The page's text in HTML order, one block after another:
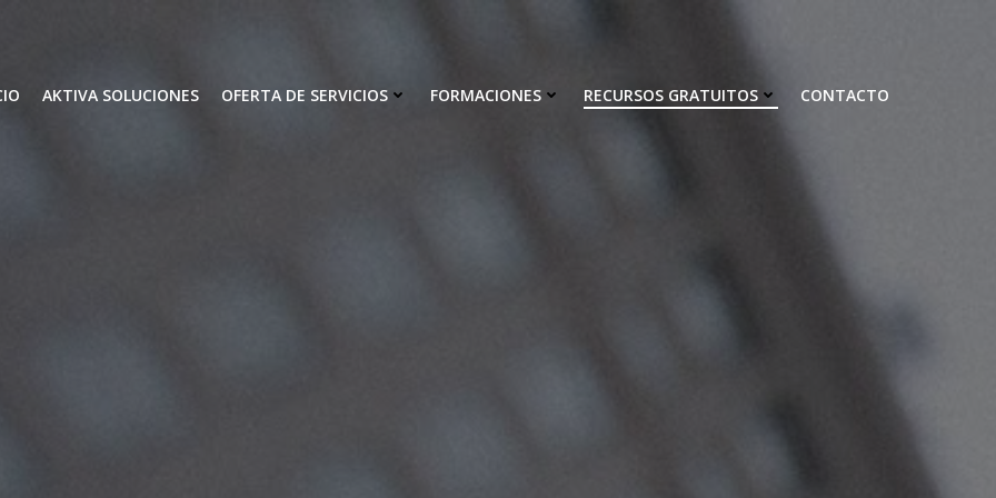
AKTIVA SOLUCIONES OFERTA DE SERVICIOS FORMACIONES RECURSOS GRATUITOS CONTACTO